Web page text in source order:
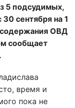
5 подсудимых,
сентября на 1
содержания ОВД
сообщает
время и
пока не